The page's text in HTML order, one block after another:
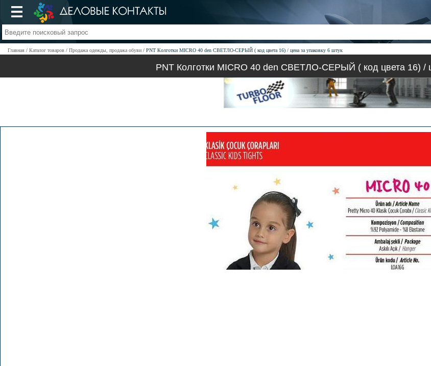
Главная Каталог товаров Продажа одежды, продажа обуви PNT Колготки MICRO 40 den СВЕТЛО-СЕРЫЙ ( код цвета 16) / цена за упаковку 6 штук
PNT Колготки MICRO 40 den СВЕТЛО-СЕРЫЙ ( код цвета 16) /